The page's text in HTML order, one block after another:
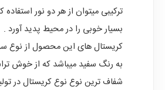
ترکیبی میتوان از هر دو نور استفاده
بسیار خوبی را در محیط پدید آورد .
کریستال های این محصول از نوع
به رنگ سفید میباشد که از خوش
شفاف ترین نوع نوع کریستال در